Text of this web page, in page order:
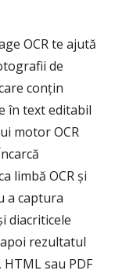
OCR te ajută
de
conțin
în text editabil
motor OCR
limbă OCR și
a captura
diacriticele
rezultatul
sau PDF